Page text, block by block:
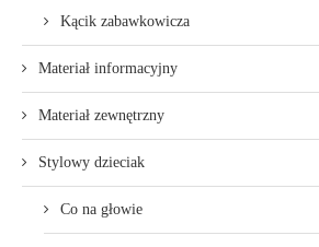
Kącik zabawkowicza
Materiał informacyjny
Materiał zewnętrzny
Stylowy dzieciak
Co na głowie